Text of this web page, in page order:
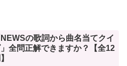
NEWSの歌詞から曲名当てクイ
」全問正解できますか？【全12